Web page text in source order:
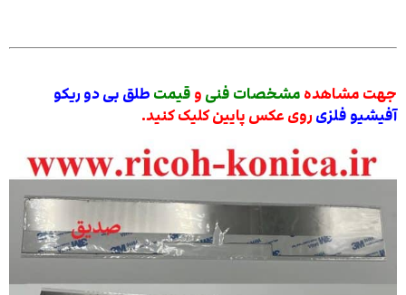
جهت مشاهده مشخصات فنی و قیمت طلق بی دو ریکو
آفیشیو فلزی روی عکس پایین کلیک کنید.